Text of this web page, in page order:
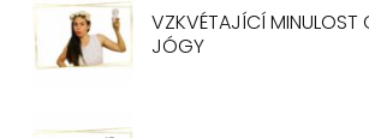
VZKVÉTAJÍCÍ MINULOST
JÓGY